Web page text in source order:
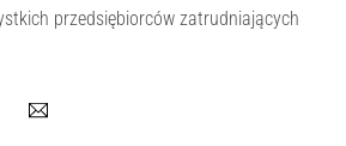
przedsiębiorców zatrudniających